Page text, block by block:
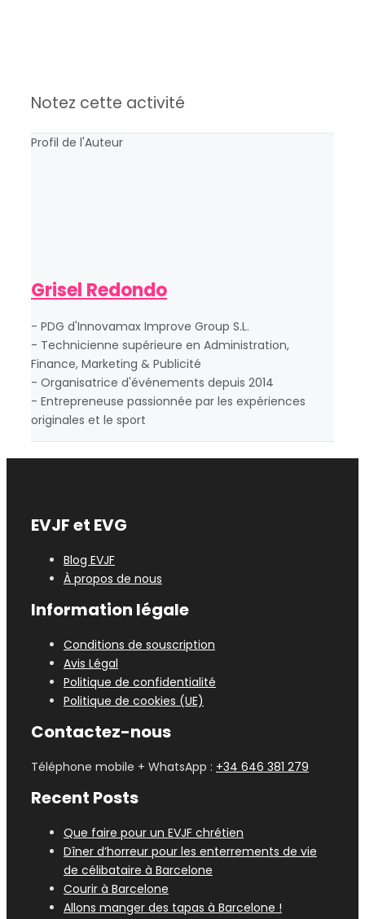
Notez cette activité
Profil de l'Auteur
Grisel Redondo
- PDG d'Innovamax Improve Group S.L.
- Technicienne supérieure en Administration,
Finance, Marketing & Publicité
- Organisatrice d'événements depuis 2014
- Entrepreneuse passionnée par les expériences
originales et le sport
EVJF et EVG
Blog EVJF
À propos de nous
Information légale
Conditions de souscription
Avis Légal
Politique de confidentialité
Politique de cookies (UE)
Contactez-nous
Téléphone mobile + WhatsApp : +34 646 381 279
Recent Posts
Que faire pour un EVJF chrétien
Dîner d’horreur pour les enterrements de vie
de célibataire à Barcelone
Courir à Barcelone
Allons manger des tapas à Barcelone !